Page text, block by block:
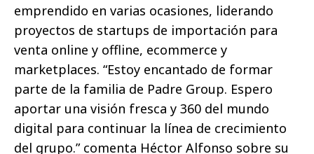
emprendido en varias ocasiones, liderando
proyectos de startups de importación para
venta online y offline, ecommerce y
marketplaces. “Estoy encantado de formar
parte de la familia de Padre Group. Espero
aportar una visión fresca y 360 del mundo
digital para continuar la línea de crecimiento
del grupo.” comenta Héctor Alfonso sobre su